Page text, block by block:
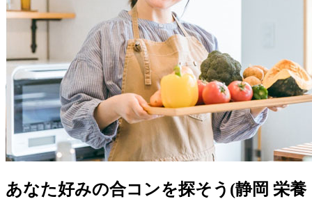
あなた好みの合コンを探そう(静岡 栄養